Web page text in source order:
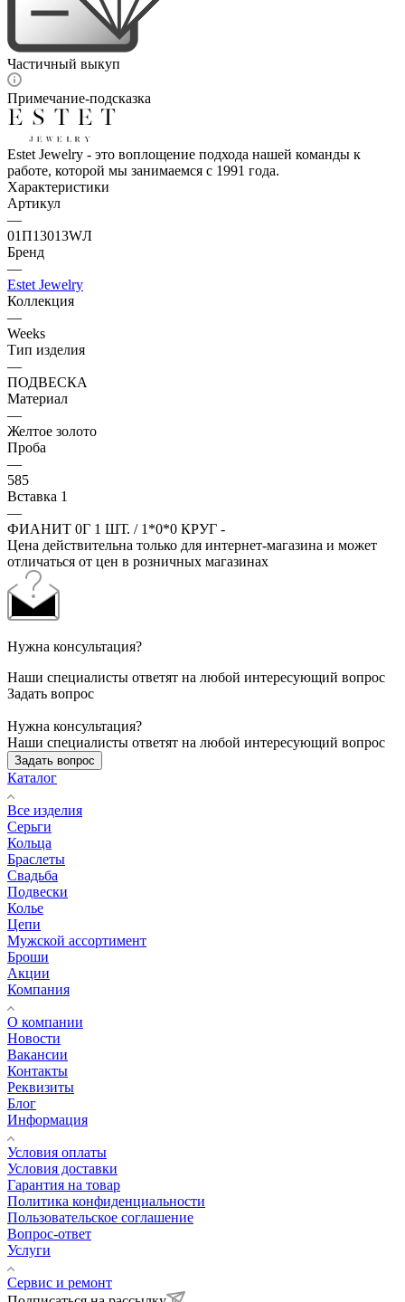
Частичный выкуп
Примечание-подсказка
Estet Jewelry - это воплощение подхода нашей команды к
работе, которой мы занимаемся с 1991 года.
Характеристики
Артикул
—
01П13013WЛ
Бренд
—
Estet Jewelry
Коллекция
—
Weeks
Тип изделия
—
ПОДВЕСКА
Материал
—
Желтое золото
Проба
—
585
Вставка 1
—
ФИАНИТ 0Г 1 ШТ. / 1*0*0 КРУГ -
Цена действительна только для интернет-магазина и может
отличаться от цен в розничных магазинах
Нужна консультация?
Наши специалисты ответят на любой интересующий вопрос
Задать вопрос
Нужна консультация?
Наши специалисты ответят на любой интересующий вопрос
Задать вопрос
Каталог
Все изделия
Серьги
Кольца
Браслеты
Свадьба
Подвески
Колье
Цепи
Мужской ассортимент
Броши
Акции
Компания
О компании
Новости
Вакансии
Контакты
Реквизиты
Блог
Информация
Условия оплаты
Условия доставки
Гарантия на товар
Политика конфиденциальности
Пользовательское соглашение
Вопрос-ответ
Услуги
Сервис и ремонт